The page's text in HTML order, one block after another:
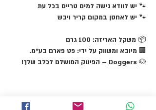
🐾 יש לוודא גישה למים טריים בכל עת
🐾 יש לאחסן במקום קריר ויבש
📦 משקל האריזה:
🏢 מיובא ומשווק על ידי: פט פארם בע"מ.
🐶
Doggers – הפינוק המושלם לכלב שלך!